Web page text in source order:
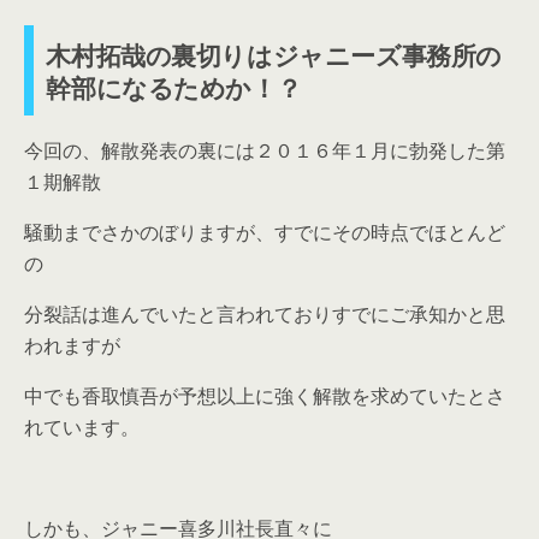
木村拓哉の裏切りはジャニーズ事務所の
幹部になるためか！？
今回の、解散発表の裏には２０１６年１月に勃発した第
１期解散
騒動までさかのぼりますが、すでにその時点でほとんど
の
分裂話は進んでいたと言われておりすでにご承知かと思
われますが
中でも香取慎吾が予想以上に強く解散を求めていたとさ
れています。
しかも、ジャニー喜多川社長直々に